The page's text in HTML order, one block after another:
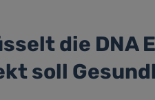
die DNA
soll